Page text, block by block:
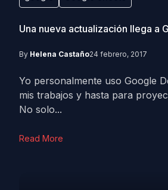
Una nueva actualización llega a
By Helena Castaño24 febrero, 2017
Yo personalmente uso Google
mis trabajos y hasta para
No solo...
Read More